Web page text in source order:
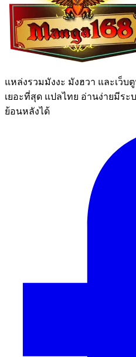
แหล่งรวมมังงะ มังฮวา และเว็บ
เยอะที่สุด แปลไทย อ่านง่ายมีร
ย้อนหลังได้